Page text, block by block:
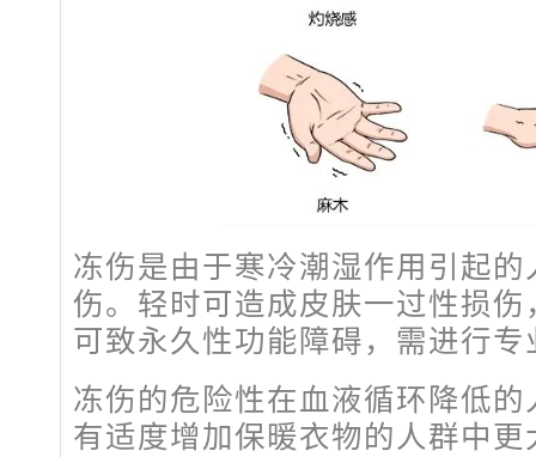
冻伤是由于寒冷潮湿作用引起
伤。轻时可造成皮肤一过性损
可致永久性功能障碍，需进行专
冻伤的危险性在血液循环降低
有适度增加保暖衣物的人群中更